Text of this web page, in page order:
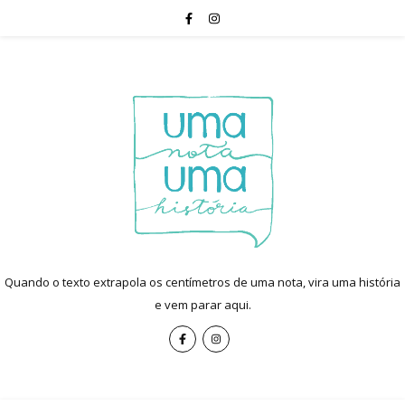
Quando o texto extrapola os centímetros de uma nota, vira uma história
e vem parar aqui.